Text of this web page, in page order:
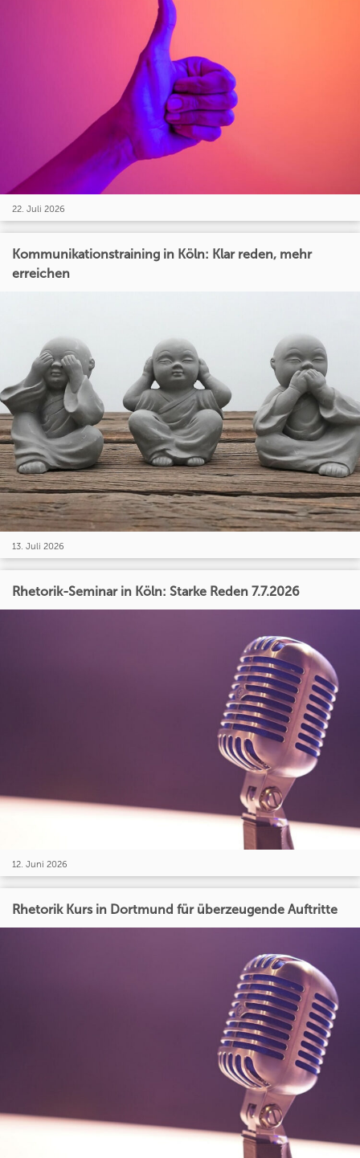
22. Juli 2026
Kommunikationstraining in Köln: Klar reden, mehr
erreichen
13. Juli 2026
Rhetorik-Seminar in Köln: Starke Reden 7.7.2026
12. Juni 2026
Rhetorik Kurs in Dortmund für überzeugende Auftritte